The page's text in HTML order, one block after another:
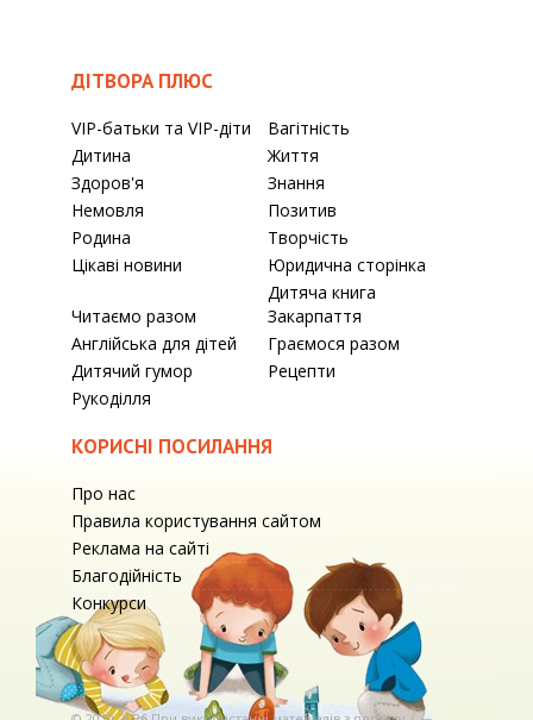
ДІТВОРА ПЛЮС
VIP-батьки та VIP-діти
Вагітність
Дитина
Життя
Здоров'я
Знання
Немовля
Позитив
Родина
Творчість
Цікаві новини
Юридична сторінка
Читаємо разом
Дитяча книга
Закарпаття
Англійська для дітей
Граємося разом
Дитячий гумор
Рецепти
Рукоділля
КОРИСНІ ПОСИЛАННЯ
Про нас
Правила користування сайтом
Реклама на сайті
Благодійність
Конкурси